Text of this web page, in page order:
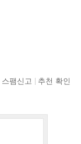
스팸신고 추천 확인